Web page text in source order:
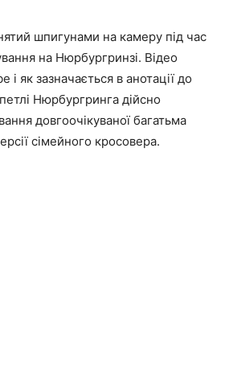
шпигунами на камеру під час
на Нюрбургринзі. Відео
і як зазначається в анотації до
Нюрбургринга дійсно
довгоочікуваної багатьма
сімейного кросовера.